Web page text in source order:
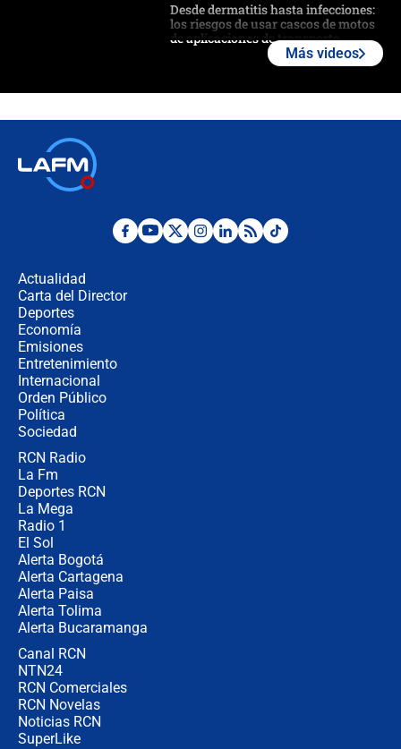
Desde dermatitis hasta infecciones:
los riesgos de usar cascos de motos
de aplicaciones de transporte
Posesión de Abelardo De La Espriella
Más videos
Actualidad
Carta del Director
Deportes
Economía
Emisiones
Entretenimiento
Internacional
Orden Público
Política
Sociedad
RCN Radio
La Fm
Deportes RCN
La Mega
Radio 1
El Sol
Alerta Bogotá
Alerta Cartagena
Alerta Paisa
Alerta Tolima
Alerta Bucaramanga
Canal RCN
NTN24
RCN Comerciales
RCN Novelas
Noticias RCN
SuperLike